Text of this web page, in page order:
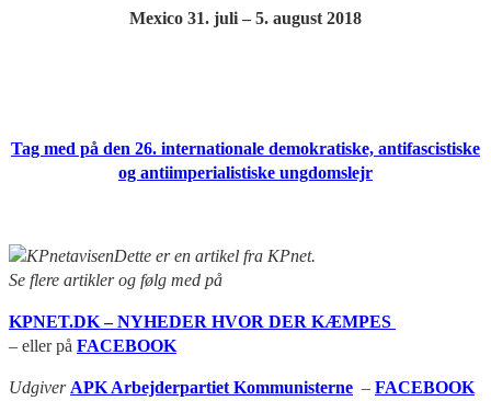
Mexico 31. juli – 5. august 2018
Tag med på den 26. internationale demokratiske, antifascistiske
og antiimperialistiske ungdomslejr
Dette er en artikel fra KPnet.
Se flere artikler og følg med på
KPNET.DK – NYHEDER HVOR DER KÆMPES
– eller på FACEBOOK
Udgiver APK Arbejderpartiet Kommunisterne – FACEBOOK